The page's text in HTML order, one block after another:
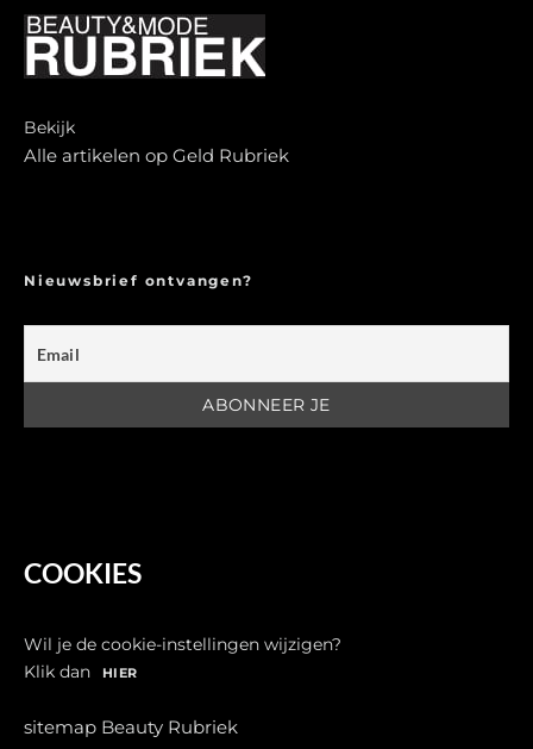
Bekijk
Alle artikelen op Geld Rubriek
Nieuwsbrief ontvangen?
COOKIES
Wil je de cookie-instellingen wijzigen?
Klik dan
HIER
sitemap Beauty Rubriek